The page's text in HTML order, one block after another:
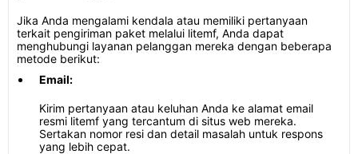
Jika Anda mengalami kendala atau memiliki pertanyaan
terkait pengiriman paket melalui litemf, Anda dapat
menghubungi layanan pelanggan mereka dengan beberapa
metode berikut:
Email:
Kirim pertanyaan atau keluhan Anda ke alamat email
resmi litemf yang tercantum di situs web mereka.
Sertakan nomor resi dan detail masalah untuk respons
yang lebih cepat.